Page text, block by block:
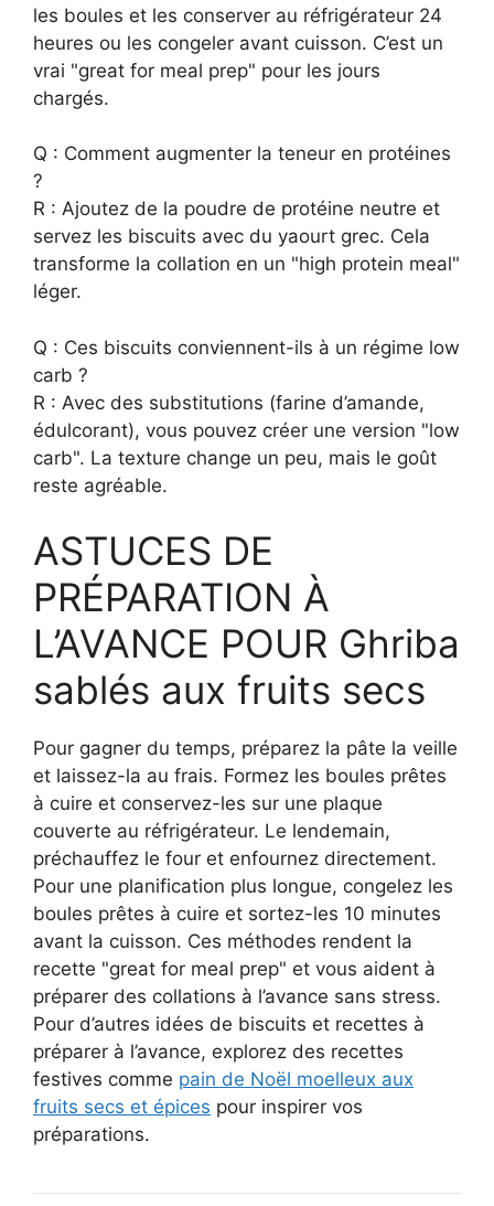
les boules et les conserver au réfrigérateur 24
heures ou les congeler avant cuisson. C’est un
vrai "great for meal prep" pour les jours
chargés.
Q : Comment augmenter la teneur en protéines
?
R : Ajoutez de la poudre de protéine neutre et
servez les biscuits avec du yaourt grec. Cela
transforme la collation en un "high protein meal"
léger.
Q : Ces biscuits conviennent-ils à un régime low
carb ?
R : Avec des substitutions (farine d’amande,
édulcorant), vous pouvez créer une version "low
carb". La texture change un peu, mais le goût
reste agréable.
ASTUCES DE
PRÉPARATION À
L’AVANCE POUR Ghriba
sablés aux fruits secs
Pour gagner du temps, préparez la pâte la veille
et laissez-la au frais. Formez les boules prêtes
à cuire et conservez-les sur une plaque
couverte au réfrigérateur. Le lendemain,
préchauffez le four et enfournez directement.
Pour une planification plus longue, congelez les
boules prêtes à cuire et sortez-les 10 minutes
avant la cuisson. Ces méthodes rendent la
recette "great for meal prep" et vous aident à
préparer des collations à l’avance sans stress.
Pour d’autres idées de biscuits et recettes à
préparer à l’avance, explorez des recettes
festives comme pain de Noël moelleux aux
fruits secs et épices pour inspirer vos
préparations.